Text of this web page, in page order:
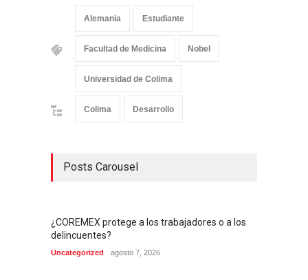
Alemania Estudiante
Facultad de Medicina Nobel
Universidad de Colima
Colima Desarrollo
Posts Carousel
¿COREMEX protege a los trabajadores o a los
delincuentes?
Uncategorized agosto 7, 2026